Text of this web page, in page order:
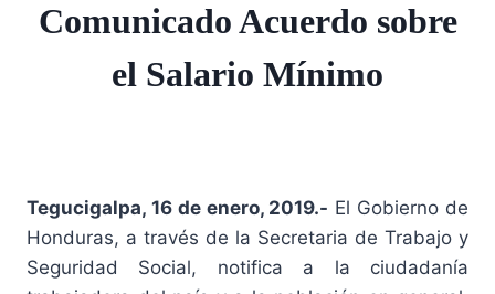
Comunicado Acuerdo sobre
el Salario Mínimo
Tegucigalpa, 16 de enero, 2019.- El Gobierno de
Honduras, a través de la Secretaria de Trabajo y
Seguridad Social, notifica a la ciudadanía